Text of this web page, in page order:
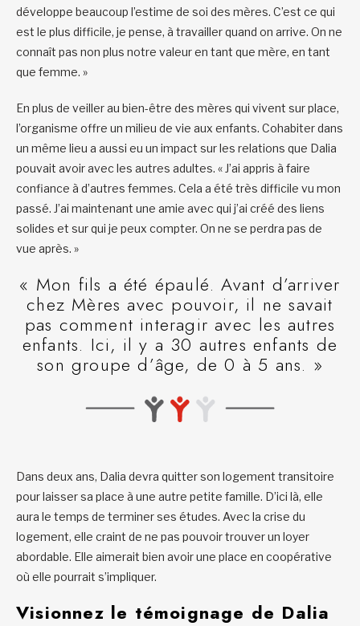
développe beaucoup l’estime de soi des mères. C’est ce qui
est le plus difficile, je pense, à travailler quand on arrive. On ne
connaît pas non plus notre valeur en tant que mère, en tant
que femme. »
En plus de veiller au bien-être des mères qui vivent sur place,
l’organisme offre un milieu de vie aux enfants. Cohabiter dans
un même lieu a aussi eu un impact sur les relations que Dalia
pouvait avoir avec les autres adultes. « J’ai appris à faire
confiance à d’autres femmes. Cela a été très difficile vu mon
passé. J’ai maintenant une amie avec qui j’ai créé des liens
solides et sur qui je peux compter. On ne se perdra pas de
vue après. »
« Mon fils a été épaulé. Avant d’arriver
chez Mères avec pouvoir, il ne savait
pas comment interagir avec les autres
enfants. Ici, il y a 30 autres enfants de
son groupe d’âge, de 0 à 5 ans. »
Dans deux ans, Dalia devra quitter son logement transitoire
pour laisser sa place à une autre petite famille. D’ici là, elle
aura le temps de terminer ses études. Avec la crise du
logement, elle craint de ne pas pouvoir trouver un loyer
abordable. Elle aimerait bien avoir une place en coopérative
où elle pourrait s’impliquer.
Visionnez le témoignage de Dalia